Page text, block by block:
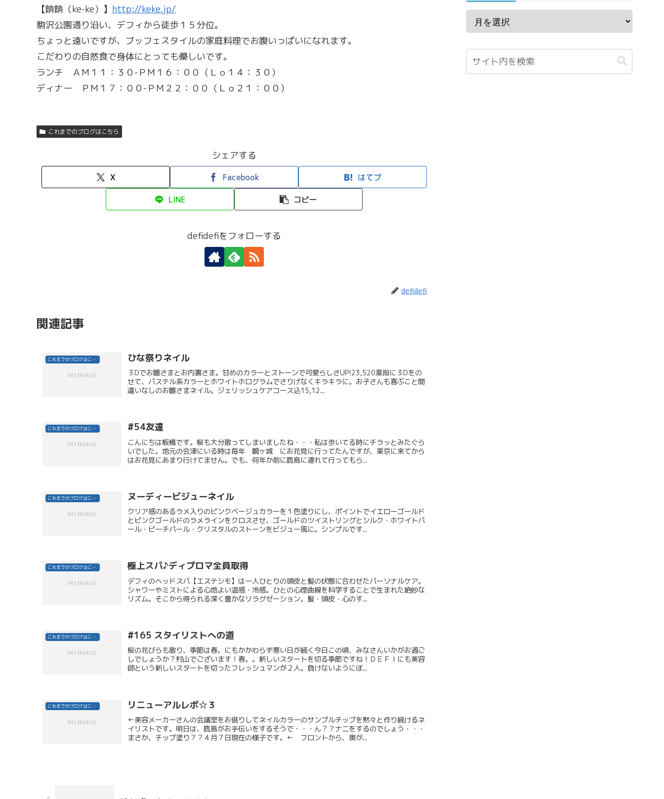
【餉餉（ke-ke）】 http://keke.jp/
駒沢公園通り沿い、デフィから徒歩１５分位。
ちょっと遠いですが、ブッフェスタイルの家庭料理でお腹いっぱいになれます。
こだわりの自然食で身体にとっても優しいです。
ランチ ＡＭ１１：３０-ＰＭ１６：００（Ｌｏ１４：３０）
ディナー ＰＭ１７：００-ＰＭ２２：００（Ｌｏ２１：００）
これまでのブログはこちら
シェアする
X Facebook はてブ
LINE コピー
defidefiをフォローする
defidefi
関連記事
これまでのブログはこちら ひな祭りネイル
３Dでお雛さまとお内裏さま。甘めのカラーとストーンで可愛らしさUP!23,520薬指に３Dをの
せて、パステル系カラーとホワイトホログラムでさりげなくキラキラに。お子さんも喜ぶこと間
違いなしのお雛さまネイル。ジェリッシュケアコース込15,12...
これまでのブログはこちら #54友達
こんにちは板橋です。桜も大分散ってしまいましたね・・・私は歩いてる時にチラッとみたぐら
いでした。地元の会津にいる時は毎年 鶴ヶ城 にお花見に行ってたんですが、東京に来てから
はお花見にあまり行けてません。でも、何年か前に鹿島に連れて行ってもら...
これまでのブログはこちら ヌーディービジューネイル
クリア感のあるラメ入りのピンクベージュカラーを１色塗りにし、ポイントでイエローゴールド
とピンクゴールドのラメラインをクロスさせ、ゴールドのツイストリングとシルク・ホワイトパ
ール・ピーチパール・クリスタルのストーンをビジュー風に。シンプルです...
これまでのブログはこちら 極上スパ♪ディプロマ全員取得
デフィのヘッドスパ【エステシモ】は一人ひとりの頭皮と髪の状態に合わせたパーソナルケア。
シャワーやミストによる心地よい温感・冷感。ひとの心理曲線を科学することで生まれた絶妙な
リズム。そこから得られる深く豊かなリラグゼーション。髪・頭皮・心のす...
これまでのブログはこちら #165 スタイリストへの道
桜の花びらも散り、季節は春。にもかかわらず寒い日が続く今日この頃、みなさんいかがお過ご
しでしょうか？村山でございます！春。。新しいスタートを切る季節ですね！ＤＥＦＩにも美容
師という新しいスタートを切ったフレッシュマンが２人。負けないようにぼ...
これまでのブログはこちら リニューアルレポ☆３
←美容メーカーさんの会議室をお借りしてネイルカラーのサンプルチップを黙々と作り続けるネ
イリストです。明日は、鹿島がお手伝いをするそうで・・・ん？？ナニをするのでしょう・・・
まさか、チップ塗り？？４月７日現在の様子です。← フロントから、奥が...